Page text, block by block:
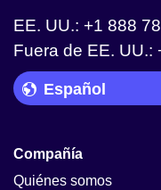
EE. UU.: +1 888
Fuera de EE. UU.:
Language Picker
Compañía
Quiénes somos